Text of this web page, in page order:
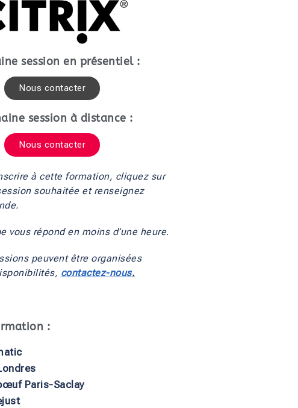
session en présentiel :
Nous contacter
session à distance :
Nous contacter
à cette formation, cliquez sur
souhaitée et renseignez
vous répond en moins d’une heure.
peuvent être organisées
contactez-nous.
:
Paris-Saclay